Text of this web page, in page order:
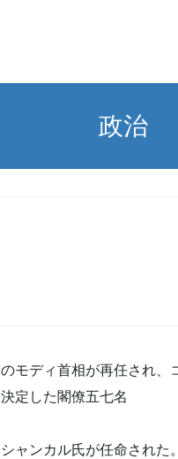
政治
モディ首相が再任され、
定した閣僚五七名
ャンカル氏が任命された